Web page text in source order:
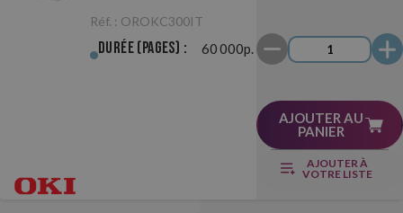
Transfert
Réf. : OROKC300IT
Durée (pages) : 60 000p.
AJOUTER AU
PANIER
AJOUTER À
VOTRE LISTE